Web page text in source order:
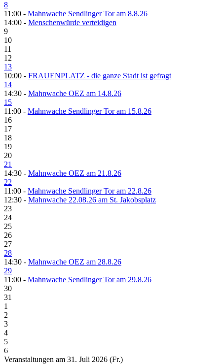
8
11:00 - Mahnwache Sendlinger Tor am 8.8.26
14:00 - Menschenwürde verteidigen
9
10
11
12
13
10:00 - FRAUENPLATZ - die ganze Stadt ist gefragt
14
14:30 - Mahnwache OEZ am 14.8.26
15
11:00 - Mahnwache Sendlinger Tor am 15.8.26
16
17
18
19
20
21
14:30 - Mahnwache OEZ am 21.8.26
22
11:00 - Mahnwache Sendlinger Tor am 22.8.26
12:30 - Mahnwache 22.08.26 am St. Jakobsplatz
23
24
25
26
27
28
14:30 - Mahnwache OEZ am 28.8.26
29
11:00 - Mahnwache Sendlinger Tor am 29.8.26
30
31
1
2
3
4
5
6
Veranstaltungen am 31. Juli 2026 (Fr.)